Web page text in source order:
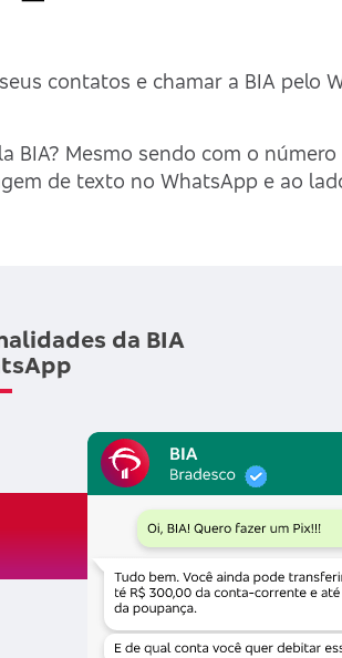
contatos e chamar a BIA pelo
BIA? Mesmo sendo com o
de texto no WhatsApp e ao
da BIA